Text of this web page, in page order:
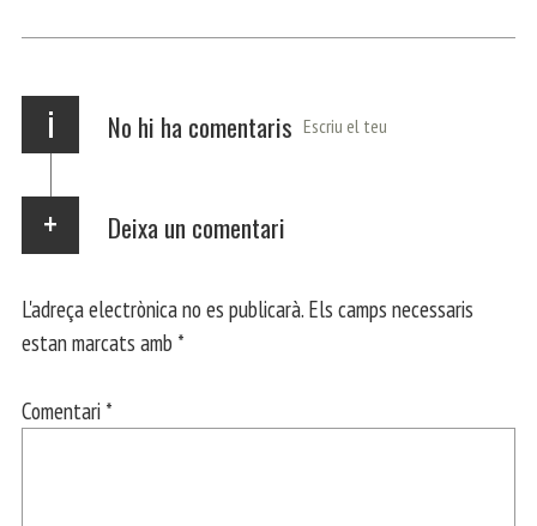
p m ei
i No hi ha comentaris Escriu el teu
Deixa un comentari
L'adreça electrònica no es publicarà. Els camps necessaris
estan marcats amb *
Comentari *